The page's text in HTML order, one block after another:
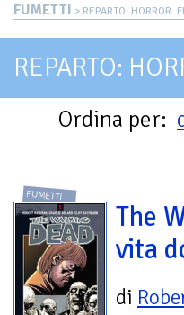
FUMETTI > REPARTO: HORROR.
REPARTO:
Ordina per:
FUMETTI
The
vita
di